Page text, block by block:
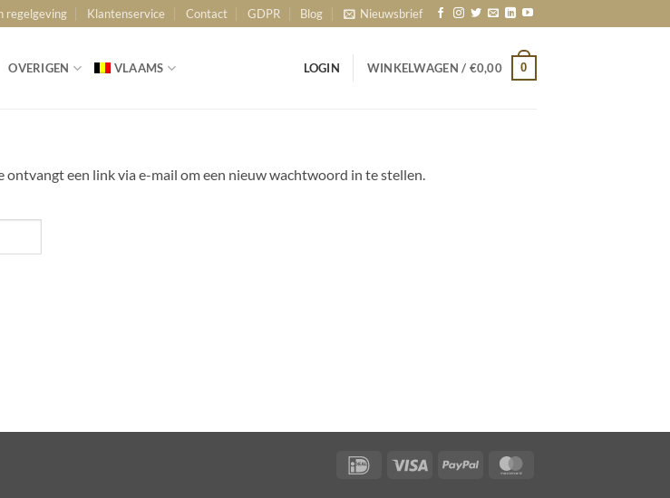
regelgeving Klantenservice Contact GDPR Blog Nieuwsbrief
OVERIGEN VLAAMS LOGIN WINKELWAGEN / €0,00 0
een link via e-mail om een nieuw wachtwoord in te stellen.
IDeal Visa PayPal